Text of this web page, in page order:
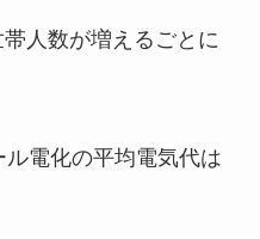
人数が増えるごとに
電化の平均電気代は